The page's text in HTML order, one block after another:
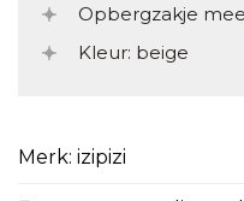
Opbergzakje
Kleur: beige
Merk: izipizi